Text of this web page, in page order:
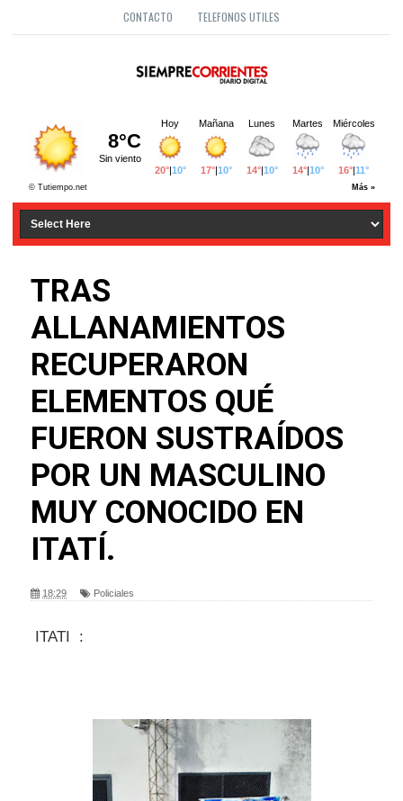
CONTACTO TELEFONOS UTILES
TRAS
ALLANAMIENTOS
RECUPERARON
ELEMENTOS QUÉ
FUERON SUSTRAÍDOS
POR UN MASCULINO
MUY CONOCIDO EN
ITATÍ.
18:29 Policiales
ITATI :